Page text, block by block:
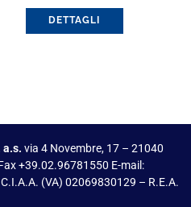
DETTAGLI
a.s. via 4 Novembre, 17 – 21040
+39.02.96781550 E-mail:
(VA) 02069830129 – R.E.A.